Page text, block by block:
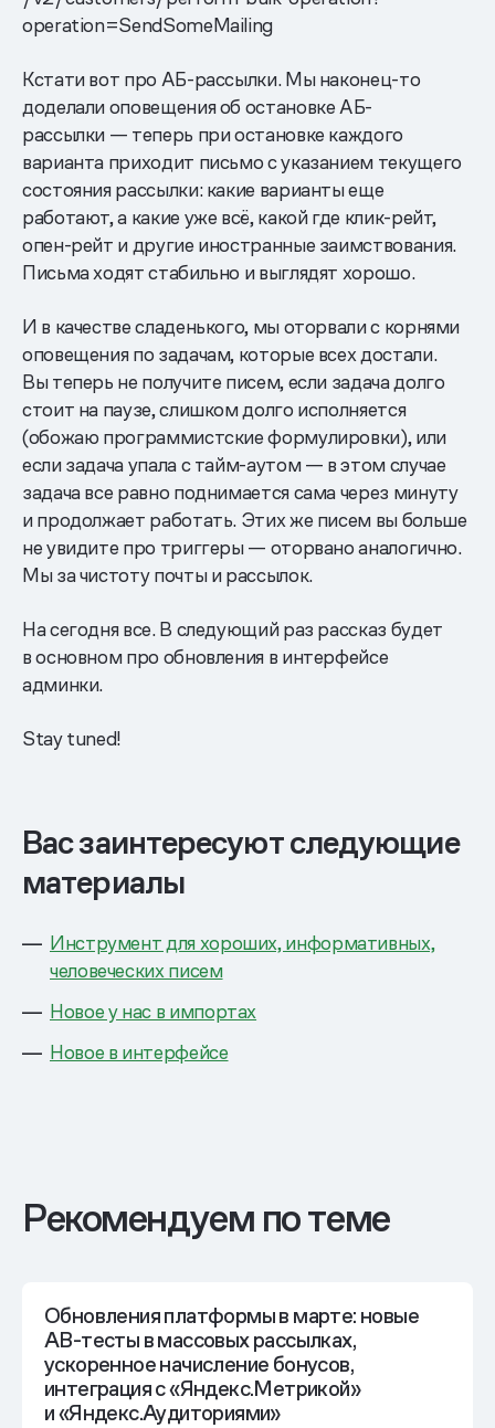
operation=SendSomeMailing
Кстати вот про АБ-рассылки. Мы наконец-то
доделали оповещения об остановке АБ-
рассылки — теперь при остановке каждого
варианта приходит письмо с указанием текущего
состояния рассылки: какие варианты еще
работают, а какие уже всё, какой где клик-рейт,
опен-рейт и другие иностранные заимствования.
Письма ходят стабильно и выглядят хорошо.
И в качестве сладенького, мы оторвали с корнями
оповещения по задачам, которые всех достали.
Вы теперь не получите писем, если задача долго
стоит на паузе, слишком долго исполняется
(обожаю программистские формулировки), или
если задача упала с тайм-аутом — в этом случае
задача все равно поднимается сама через минуту
и продолжает работать. Этих же писем вы больше
не увидите про триггеры — оторвано аналогично.
Мы за чистоту почты и рассылок.
На сегодня все. В следующий раз рассказ будет
в основном про обновления в интерфейсе
админки.
Stay tuned!
Вас заинтересуют следующие
материалы
Инструмент для хороших, информативных,
человеческих писем
Новое у нас в импортах
Новое в интерфейсе
Рекомендуем по теме
Обновления платформы в марте: новые
AB-тесты в массовых рассылках,
ускоренное начисление бонусов,
интеграция с «Яндекс.Метрикой»
и «Яндекс.Аудиториями»